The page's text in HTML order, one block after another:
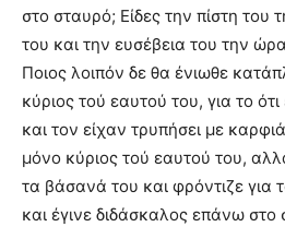
στο σταυρό; Είδες την πίστη του
του και την ευσέβεια του την
Ποιος λοιπόν δε θα ένιωθε
κύριος τού εαυτού του, για το
και τον είχαν τρυπήσει με
μόνο κύριος τού εαυτού του,
τα βάσανά του και φρόντιζε
και έγινε διδάσκαλος επάνω στο